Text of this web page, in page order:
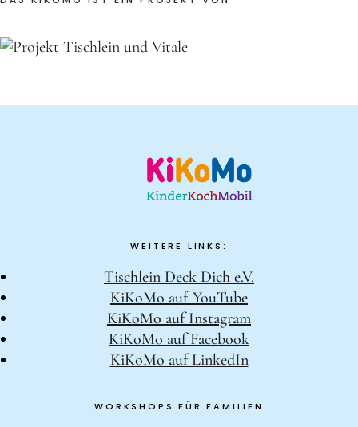
WEITERE LINKS:
Tischlein Deck Dich e.V.
KiKoMo auf YouTube
KiKoMo auf Instagram
KiKoMo auf Facebook
KiKoMo auf LinkedIn
WORKSHOPS FÜR FAMILIEN